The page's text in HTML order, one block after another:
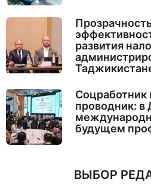
развития
Соцработник
проводник:
будущем
ВЫБОР